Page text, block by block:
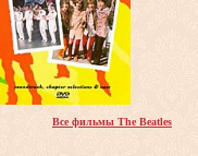
Все фильмы The Beatles